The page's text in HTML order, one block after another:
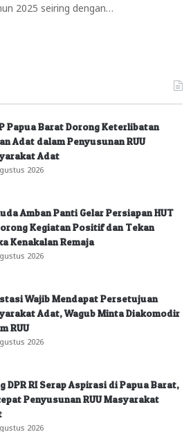
2025 seiring dengan…
Papua Barat Dorong Keterlibatan
Adat dalam Penyusunan RUU
Adat
2026
Amban Panti Gelar Persiapan HUT
Kegiatan Positif dan Tekan
Kenakalan Remaja
2026
Wajib Mendapat Persetujuan
Adat, Wagub Minta Diakomodir
RUU
2026
DPR RI Serap Aspirasi di Papua Barat,
Penyusunan RUU Masyarakat
2026